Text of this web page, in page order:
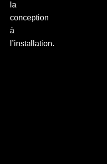
la
conception
à
l’installation.